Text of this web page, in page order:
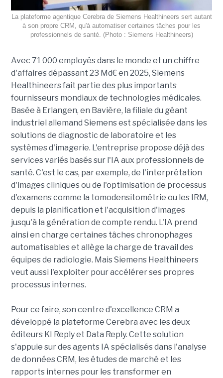
La plateforme agentique Cerebra de Siemens Healthineers sert autant
à son propre CRM, qu'à automatiser certaines tâches pour les
professionnels de santé. (Photo : Siemens Healthineers)
Avec 71 000 employés dans le monde et un chiffre
d'affaires dépassant 23 Md€ en 2025, Siemens
Healthineers fait partie des plus importants
fournisseurs mondiaux de technologies médicales.
Basée à Erlangen, en Bavière, la filiale du géant
industriel allemand Siemens est spécialisée dans les
solutions de diagnostic de laboratoire et les
systèmes d'imagerie. L'entreprise propose déjà des
services variés basés sur l'IA aux professionnels de
santé. C'est le cas, par exemple, de l'interprétation
d'images cliniques ou de l'optimisation de processus
d'examens comme la tomodensitométrie ou les IRM,
depuis la planification et l'acquisition d'images
jusqu'à la génération de compte rendu. L'IA prend
ainsi en charge certaines tâches chronophages
automatisables et allège la charge de travail des
équipes de radiologie. Mais Siemens Healthineers
veut aussi l'exploiter pour accélérer ses propres
processus internes.
Pour ce faire, son centre d'excellence CRM a
développé la plateforme Cerebra avec les deux
éditeurs KI Reply et Data Reply. Cette solution
s'appuie sur des agents IA spécialisés dans l'analyse
de données CRM, les études de marché et les
rapports internes pour les transformer en